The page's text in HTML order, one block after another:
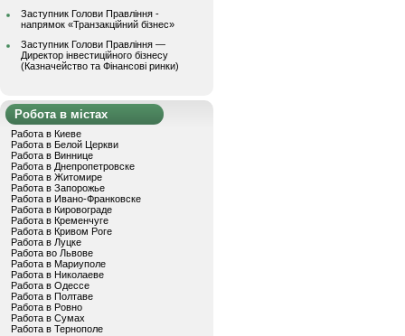
Заступник Голови Правління -
напрямок «Транзакційний бізнес»
Заступник Голови Правління —
Директор інвестиційного бізнесу
(Казначейство та Фінансові ринки)
Робота в містах
Работа в Киеве
Работа в Белой Церкви
Работа в Виннице
Работа в Днепропетровске
Работа в Житомире
Работа в Запорожье
Работа в Ивано-Франковске
Работа в Кировограде
Работа в Кременчуге
Работа в Кривом Роге
Работа в Луцке
Работа во Львове
Работа в Мариуполе
Работа в Николаеве
Работа в Одессе
Работа в Полтаве
Работа в Ровно
Работа в Сумах
Работа в Тернополе